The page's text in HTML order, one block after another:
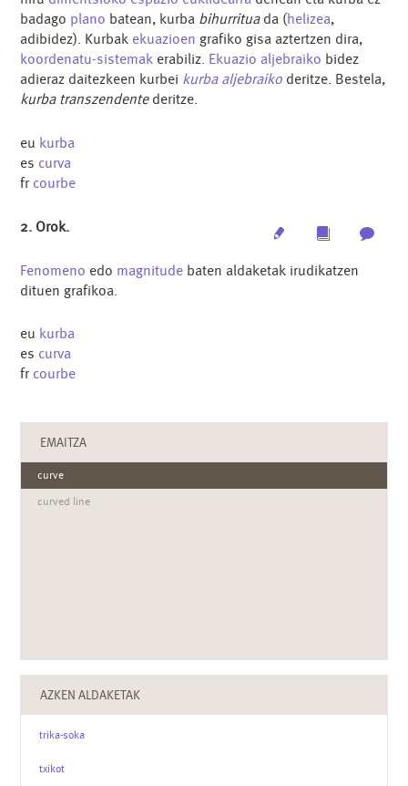
badago plano batean, kurba bihurrituada (helizea,
adibidez). Kurbak ekuazioen grafiko gisa aztertzen dira,
koordenatu-sistemak erabiliz. Ekuazio aljebraiko bidez
adieraz daitezkeen kurbei kurba aljebraiko deritze. Bestela,
kurba transzendentederitze.
eu kurba
es curva
fr courbe
Multimedia
2. Orok.
Fenomeno edo magnitude baten aldaketak irudikatzen
dituen grafikoa.
eu kurba
es curva
fr courbe
EMAITZA
curve
curved line
AZKEN ALDAKETAK
trika-soka
txikot